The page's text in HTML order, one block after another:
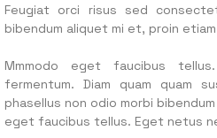
Feugiat orci risus sed
bibendum aliquet mi et, proin
Mmmodo eget faucibus
fermentum. Diam quam quam
phasellus non odio morbi
eget faucibus tellus. Eget netus